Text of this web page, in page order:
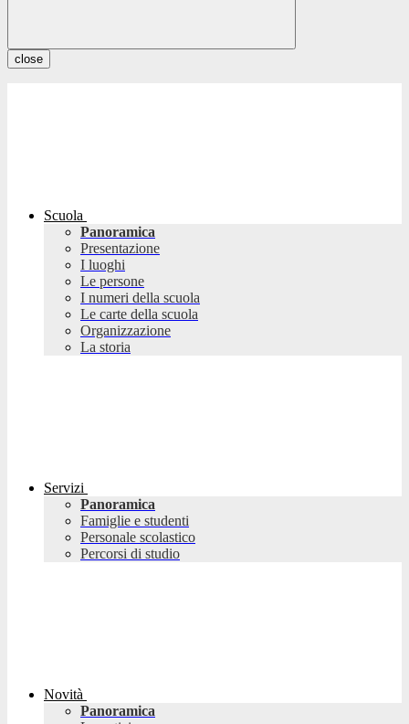
close
Scuola
Panoramica
Presentazione
I luoghi
Le persone
I numeri della scuola
Le carte della scuola
Organizzazione
La storia
Servizi
Panoramica
Famiglie e studenti
Personale scolastico
Percorsi di studio
Novità
Panoramica